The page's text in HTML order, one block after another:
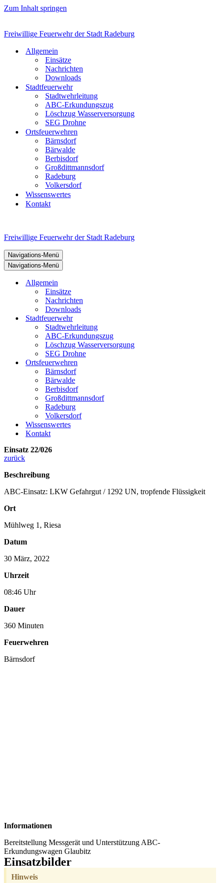
Zum Inhalt springen
Freiwillige Feuerwehr der Stadt Radeburg
Allgemein
Einsätze
Nachrichten
Downloads
Stadtfeuerwehr
Stadtwehrleitung
ABC-Erkundungszug
Löschzug Wasserversorgung
SEG Drohne
Ortsfeuerwehren
Bärnsdorf
Bärwalde
Berbisdorf
Großdittmannsdorf
Radeburg
Volkersdorf
Wissenswertes
Kontakt
Freiwillige Feuerwehr der Stadt Radeburg
Navigations-Menü
Navigations-Menü
Allgemein
Einsätze
Nachrichten
Downloads
Stadtfeuerwehr
Stadtwehrleitung
ABC-Erkundungszug
Löschzug Wasserversorgung
SEG Drohne
Ortsfeuerwehren
Bärnsdorf
Bärwalde
Berbisdorf
Großdittmannsdorf
Radeburg
Volkersdorf
Wissenswertes
Kontakt
Einsatz 22/026
zurück
Beschreibung
ABC-Einsatz: LKW Gefahrgut / 1292 UN, tropfende Flüssigkeit
Ort
Mühlweg 1, Riesa
Datum
30 März, 2022
Uhrzeit
08:46 Uhr
Dauer
360 Minuten
Feuerwehren
Bärnsdorf
Informationen
Bereitstellung Messgerät und Unterstützung ABC-
Erkundungswagen Glaubitz
Einsatzbilder
Hinweis